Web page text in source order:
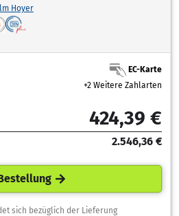
Hoyer
EC-Karte
+2 Weitere Zahlarten
424,39 €
2.546,36 €
sich bezüglich der Lieferung